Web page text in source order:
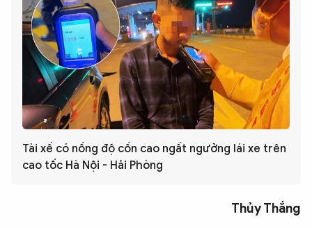
Tài xế có nồng độ cồn cao ngất ngưởng lái xe trên
cao tốc Hà Nội - Hải Phòng
Thủy Thắng